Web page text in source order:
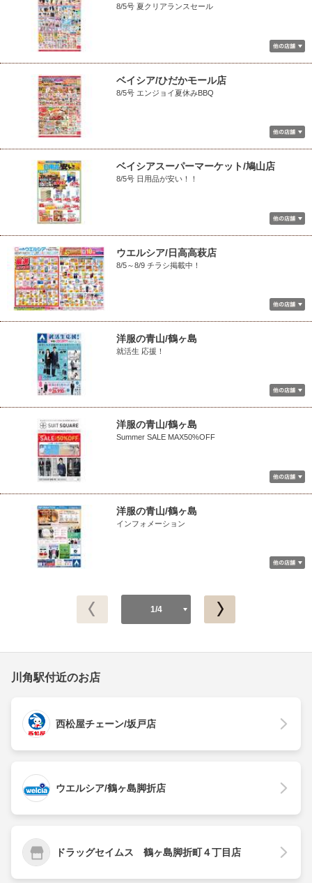
8/5号 夏クリアランスセール
ベイシア/ひだかモール店
8/5号 エンジョイ夏休みBBQ
ベイシアスーパーマーケット/鳩山店
8/5号 日用品が安い！！
ウエルシア/日高高萩店
8/5～8/9 チラシ掲載中！
洋服の青山/鶴ヶ島
就活生 応援！
洋服の青山/鶴ヶ島
Summer SALE MAX50%OFF
洋服の青山/鶴ヶ島
インフォメーション
1/4
川角駅付近のお店
西松屋チェーン/坂戸店
ウエルシア/鶴ヶ島脚折店
ドラッグセイムス 鶴ヶ島脚折町４丁目店